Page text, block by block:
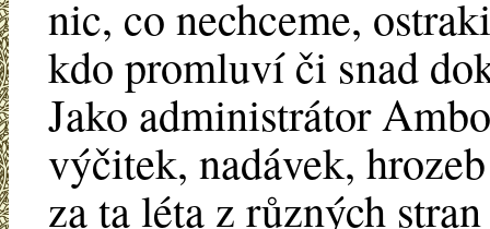
nic, co nechceme,
kdo promluví či snad
Jako administrátor
výčitek, nadávek,
za ta léta z různých